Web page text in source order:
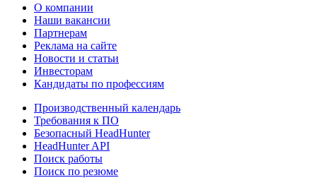
О компании
Наши вакансии
Партнерам
Реклама на сайте
Новости и статьи
Инвесторам
Кандидаты по профессиям
Производственный календарь
Требования к ПО
Безопасный HeadHunter
HeadHunter API
Поиск работы
Поиск по резюме